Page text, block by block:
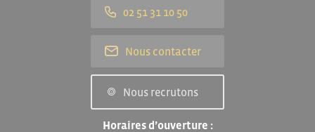
02 51 31 10 50
Nous contacter
Nous recrutons
Horaires d’ouverture :